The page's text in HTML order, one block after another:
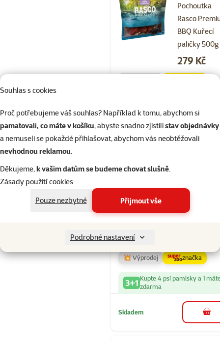
Souhlas s cookies
Proč potřebujeme váš souhlas? Například k tomu, abychom si
pamatovali, co máte v košíku, abyste snadno zjistilistav objednávky
a nemuseli se pokaždé přihlašovat, abychom vás neobtěžovali
nevhodnou reklamou.
Děkujeme,k vašim datům se budeme chovat slušně.
Zásady použití cookies
Pouze nezbytné
Přijmout vše
Podrobné nastavení
Pochoutka
Rasco
BBQ Kuřecí
paličky 500g
Cena
279 Kč
BBQ Kuřecí
💥 Výprodej značka
3+1 Kupte 4 psí pamlsky a 1
zdarma
Skladem do